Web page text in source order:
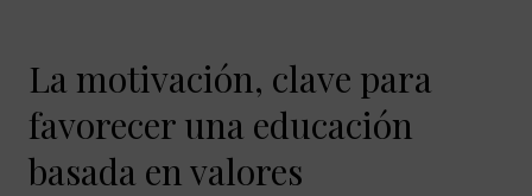
La motivación, clave para
favorecer una educación
basada en valores